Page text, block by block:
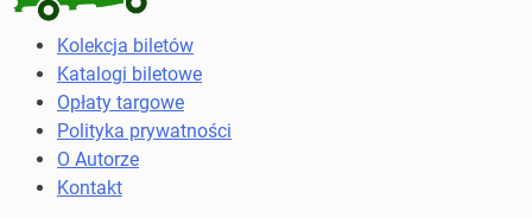
Kolekcja
biletów
komunikacji
miejskiej
kolejowych
Kolekcja biletów
Katalogi biletowe
Opłaty targowe
Polityka prywatności
O Autorze
Kontakt